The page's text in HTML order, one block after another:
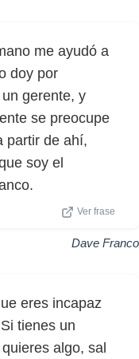
me ayudó a
doy por
un gerente, y
se preocupe
partir de ahí,
soy el
Ver frase
Dave Franco
eres incapaz
tienes un
algo, sal